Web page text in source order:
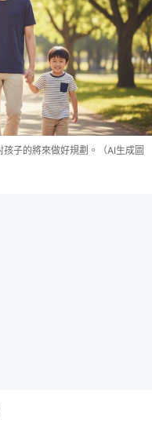
子的將來做好規劃。（AI生成圖